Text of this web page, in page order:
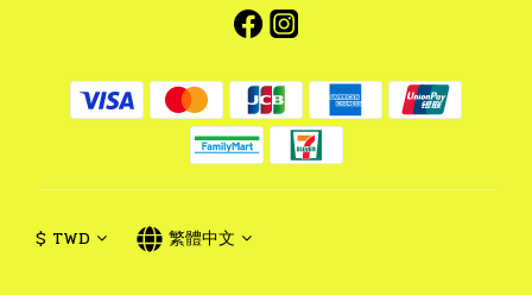
$ TWD 繁體中文